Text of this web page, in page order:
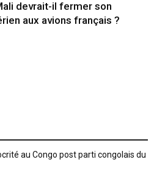
devrait-il fermer son
aux avions français ?
au Congo post parti congolais du